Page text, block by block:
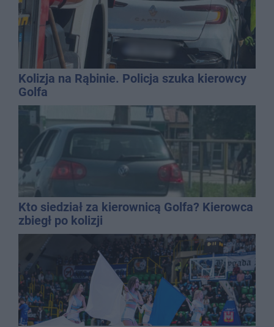
Kolizja na Rąbinie. Policja szuka kierowcy
Golfa
Kto siedział za kierownicą Golfa? Kierowca
zbiegł po kolizji